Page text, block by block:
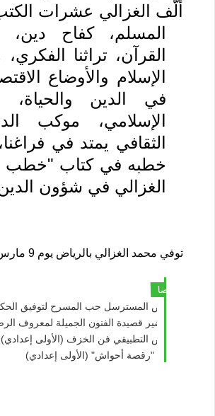
ألّف الغزالي عشرات
المسلم، كفاح
القرآن، تراثنا
الإسلام والأوضاع
في الدين والحياة،
الإسلامي، موكب
الثقافي يمتد في
خطبه في كتاب "خطب
الغزالي في شؤون
توفي محمد الغزالي بالرياض يوم 9 مارس/آذار 1996
اقرا ايضا
النص المسترسل حب المسرح لتوفيق
تحضير قصيدة الفنون الجميلة لمعروف الرصافي (الأولى
النص التطبيقي فن الخزف (الأولى إعدادي)
نص "رقصة أحواش" (الأولى إعدادي)